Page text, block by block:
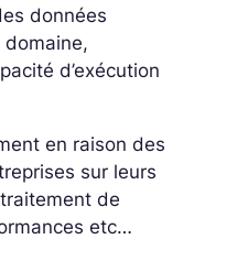
données
domaine,
d’exécution
en raison des
sur leurs
de
etc…